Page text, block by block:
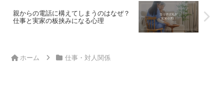
親からの電話に構えてしまうのはなぜ？
仕事と実家の板挟みになる心理
ホーム 仕事・対人関係